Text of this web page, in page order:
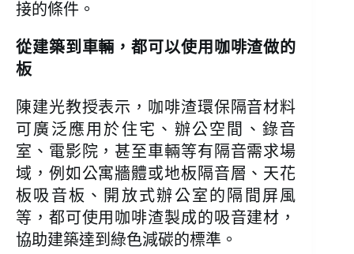
接的條件。
從建築到車輛，都可以使用咖啡渣做的
板
陳建光教授表示，咖啡渣環保隔音材料
可廣泛應用於住宅、辦公空間、錄音
室、電影院，甚至車輛等有隔音需求場
域，例如公寓牆體或地板隔音層、天花
板吸音板、開放式辦公室的隔間屏風
等，都可使用咖啡渣製成的吸音建材，
協助建築達到綠色減碳的標準。